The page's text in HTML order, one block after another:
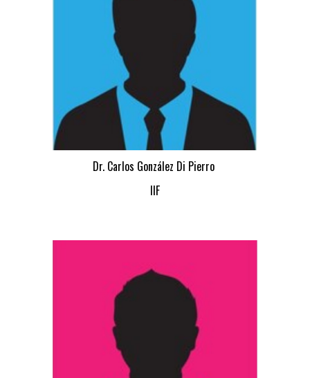
Dr. Carlos González Di Pierro
IIF